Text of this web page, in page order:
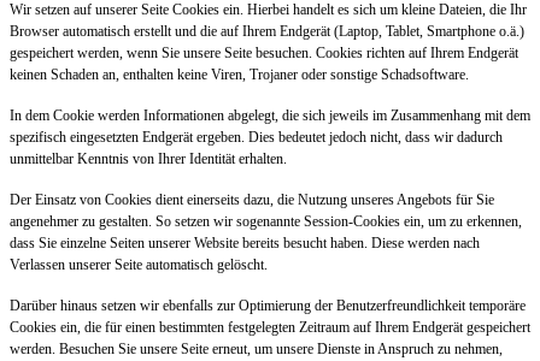
Wir setzen auf unserer Seite Cookies ein. Hierbei handelt es sich um kleine Dateien, die Ihr
Browser automatisch erstellt und die auf Ihrem Endgerät (Laptop, Tablet, Smartphone o.ä.)
gespeichert werden, wenn Sie unsere Seite besuchen. Cookies richten auf Ihrem Endgerät
keinen Schaden an, enthalten keine Viren, Trojaner oder sonstige Schadsoftware.
In dem Cookie werden Informationen abgelegt, die sich jeweils im Zusammenhang mit dem
spezifisch eingesetzten Endgerät ergeben. Dies bedeutet jedoch nicht, dass wir dadurch
unmittelbar Kenntnis von Ihrer Identität erhalten.
Der Einsatz von Cookies dient einerseits dazu, die Nutzung unseres Angebots für Sie
angenehmer zu gestalten. So setzen wir sogenannte Session-Cookies ein, um zu erkennen,
dass Sie einzelne Seiten unserer Website bereits besucht haben. Diese werden nach
Verlassen unserer Seite automatisch gelöscht.
Darüber hinaus setzen wir ebenfalls zur Optimierung der Benutzerfreundlichkeit temporäre
Cookies ein, die für einen bestimmten festgelegten Zeitraum auf Ihrem Endgerät gespeichert
werden. Besuchen Sie unsere Seite erneut, um unsere Dienste in Anspruch zu nehmen,